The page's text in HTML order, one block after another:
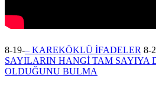
8-19-– KAREKÖKLÜ İFADELER 8-
SAYILARIN HANGİ TAM SAYIYA
OLDUĞUNU BULMA